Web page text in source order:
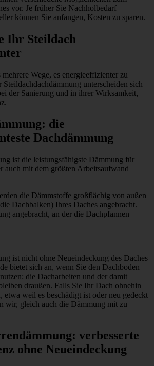
vor. Je früher Sie Nachholbedarf
können Sie anfangen, Kosten zu sparen.
Ihr Steildach
Wege, es energieeffizienter zu
unterscheiden sich
der Sanierung und in ihrer Wirksamkeit,
die
Dachdämmung
ist die leistungsfähigste Dämmung für
auch mit dem größten Arbeitsaufwand
die Dämmstoffe großflächig von außen
Dachbalken) Ihres Daches angebracht.
angebracht, an der die Dachpfannen
ist nicht ohne Neueindeckung des Daches
bietet sich an, wenn Sie den Dachboden
die Dacharbeiten und der damit
draußen. Falls Sie Ihr Dach ohnehin
etwa weil es beschädigt ist oder neu gedeckt
wir, gleich auch die Dämmung mit zu
verbesserte
ohne Neueindeckung